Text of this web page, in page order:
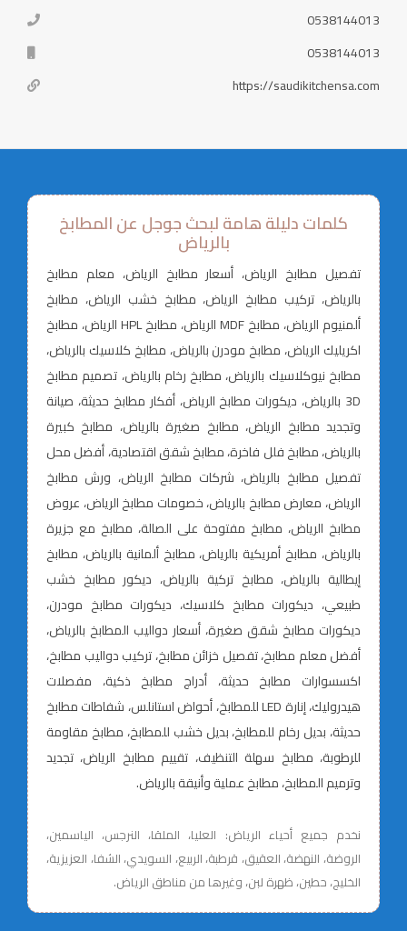
0538144013
0538144013
https://saudikitchensa.com
كلمات دليلة هامة لبحث جوجل عن المطابخ
بالرياض
تفصيل مطابخ الرياض، أسعار مطابخ الرياض، معلم مطابخ
بالرياض، تركيب مطابخ الرياض، مطابخ خشب الرياض، مطابخ
ألمنيوم الرياض، مطابخ MDF الرياض، مطابخ HPL الرياض، مطابخ
اكريليك الرياض، مطابخ مودرن بالرياض، مطابخ كلاسيك بالرياض،
مطابخ نيوكلاسيك بالرياض، مطابخ رخام بالرياض، تصميم مطابخ
3D بالرياض، ديكورات مطابخ الرياض، أفكار مطابخ حديثة، صيانة
وتجديد مطابخ الرياض، مطابخ صغيرة بالرياض، مطابخ كبيرة
بالرياض، مطابخ فلل فاخرة، مطابخ شقق اقتصادية، أفضل محل
تفصيل مطابخ بالرياض، شركات مطابخ الرياض، ورش مطابخ
الرياض، معارض مطابخ بالرياض، خصومات مطابخ الرياض، عروض
مطابخ الرياض، مطابخ مفتوحة على الصالة، مطابخ مع جزيرة
بالرياض، مطابخ أمريكية بالرياض، مطابخ ألمانية بالرياض، مطابخ
إيطالية بالرياض، مطابخ تركية بالرياض، ديكور مطابخ خشب
طبيعي، ديكورات مطابخ كلاسيك، ديكورات مطابخ مودرن،
ديكورات مطابخ شقق صغيرة، أسعار دواليب المطابخ بالرياض،
أفضل معلم مطابخ، تفصيل خزائن مطابخ، تركيب دواليب مطابخ،
اكسسوارات مطابخ حديثة، أدراج مطابخ ذكية، مفصلات
هيدروليك، إنارة LED للمطابخ، أحواض استانلس، شفاطات مطابخ
حديثة، بديل رخام للمطابخ، بديل خشب للمطابخ، مطابخ مقاومة
للرطوبة، مطابخ سهلة التنظيف، تقييم مطابخ الرياض، تجديد
وترميم المطابخ، مطابخ عملية وأنيقة بالرياض.
نخدم جميع أحياء الرياض: العليا، الملقا، النرجس، الياسمين،
الروضة، النهضة، العقيق، قرطبة، الربيع، السويدي، الشفا، العزيزية،
الخليج، حطين، ظهرة لبن، وغيرها من مناطق الرياض.